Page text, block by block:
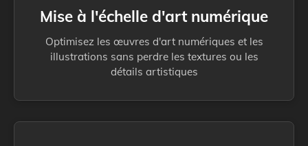
Mise à l'échelle d'art numérique
Optimisez les œuvres d'art numériques et les
illustrations sans perdre les textures ou les
détails artistiques